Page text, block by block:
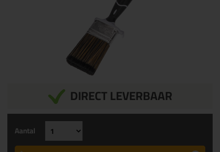
DIRECT LEVERBAAR
Aantal